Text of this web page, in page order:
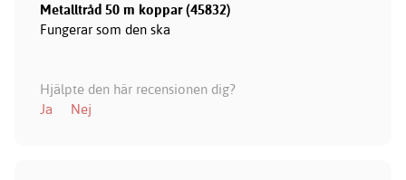
Metalltråd 50 m koppar (45832)
Fungerar som den ska
Hjälpte den här recensionen dig?
Ja
Nej